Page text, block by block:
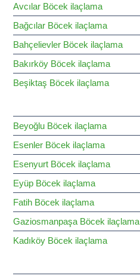
Avcılar Böcek ilaçlama
Bağcılar Böcek ilaçlama
Bahçelievler Böcek ilaçlama
Bakırköy Böcek ilaçlama
Beşiktaş Böcek ilaçlama
Beyoğlu Böcek ilaçlama
Esenler Böcek ilaçlama
Esenyurt Böcek ilaçlama
Eyüp Böcek ilaçlama
Fatih Böcek ilaçlama
Gaziosmanpaşa Böcek ilaçlama
Kadıköy Böcek ilaçlama